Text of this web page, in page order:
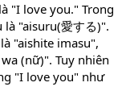
"I love you." Trong
"aisuru(愛する)".
"aishite imasu",
(nữ)". Tuy nhiên
"I love you" như